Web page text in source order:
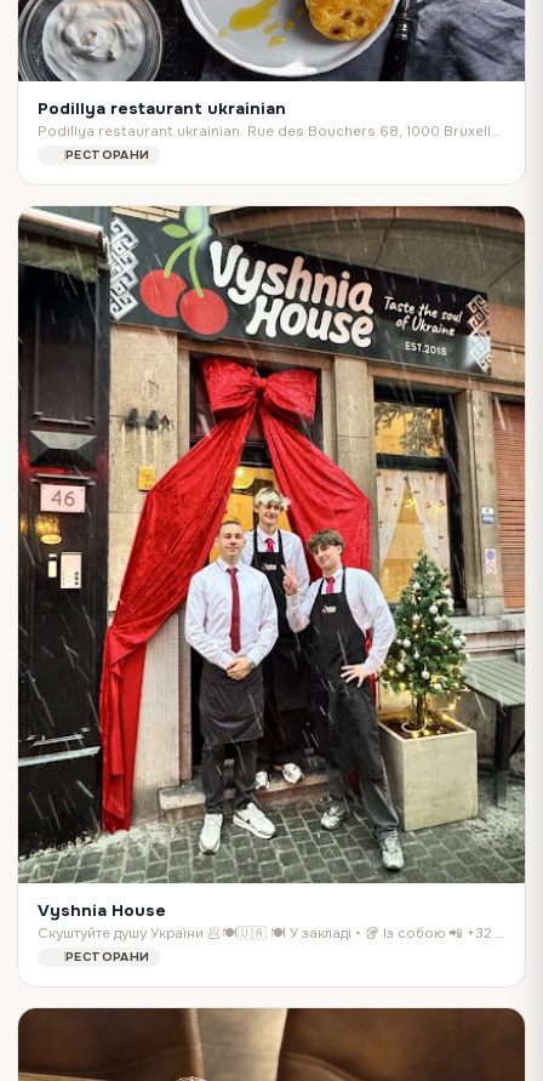
Podillya restaurant ukrainian
Podillya restaurant ukrainian. Rue des Bouchers 68, 1000 Bruxelles, Belgium
РЕСТОРАНИ
Vyshnia House
Скуштуйте душу України 🥟🍽️🇺🇦 🍽️ У закладі • 🥡 Із собою 📲 +32 491 30 46 82 ⏰ Години роботи: Понеділок: вихідний Вівторок – четвер: 16:00–23:00 П’ятниця – …
РЕСТОРАНИ